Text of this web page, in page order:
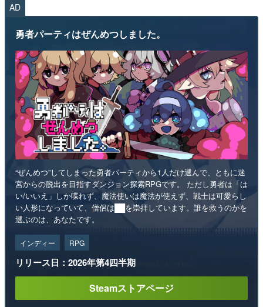
AD
勇者パーティはぜんめつしました。
“ぜんめつ”してしまった勇者パーティから1人だけ選んで、ともに迷
宮からの脱出を目指すダンジョン探索RPGです。 ただし勇者は「は
い/いいえ」しか喋れず、魔法使いは魔法が使えず、戦士は可愛らし
い人形になっていて、僧侶は██を崇拝しています。誰を救うのかを
選ぶのは、あなたです。
インディー RPG
リリース日：2026年第4四半期
Steamストアページ